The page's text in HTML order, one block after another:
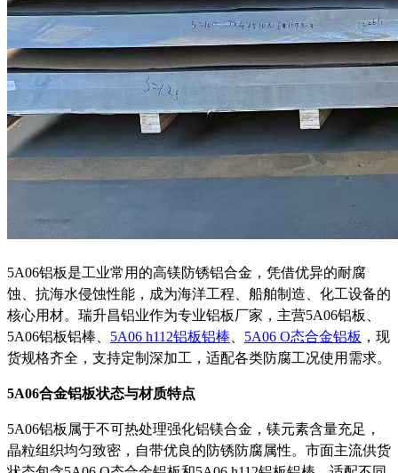
5A06铝板是工业常用的高镁防锈铝合金，凭借优异的耐腐
蚀、抗海水侵蚀性能，成为海洋工程、船舶制造、化工设备的
核心用材。瑞升昌铝业作为专业铝板厂家，主营5A06铝板、
5A06铝板铝棒、 5A06 h112铝板铝棒 5A06 O态合金铝板 ，现
货规格齐全，支持定制深加工，适配各类防腐工况使用需求。
5A06合金铝板状态与材质特点
5A06铝板属于不可热处理强化铝镁合金，镁元素含量充足，
晶粒组织均匀致密，自带优良的防锈防腐属性。市面主流供货